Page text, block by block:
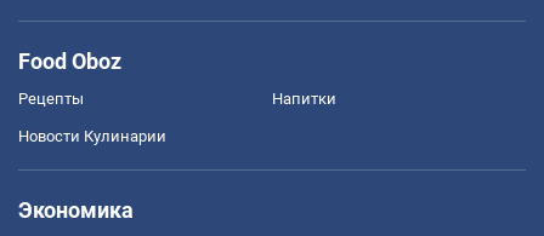
Food Oboz
Рецепты Напитки
Новости Кулинарии
Экономика